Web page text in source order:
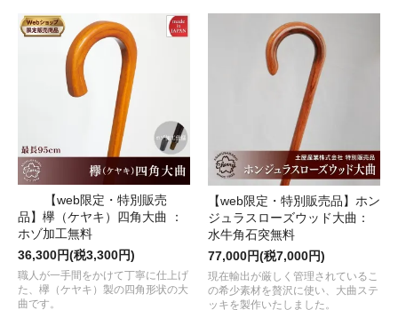
【web限定・特別販売
品】欅（ケヤキ）四角大曲 ：
ホゾ加工無料
36,300円(税3,300円)
職人が一手間をかけて丁寧に仕上げ
た、欅（ケヤキ）製の四角形状の大
曲です。
【web限定・特別販売品】ホン
ジュラスローズウッド大曲：
水牛角石突無料
77,000円(税7,000円)
現在輸出が厳しく管理されているこ
の希少素材を贅沢に使い、大曲ステ
ッキを製作いたしました。